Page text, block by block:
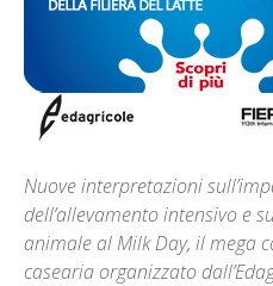
Nuove interpretazioni
dell’allevamento intensivo e
animale al Milk Day, il mega
casearia organizzato